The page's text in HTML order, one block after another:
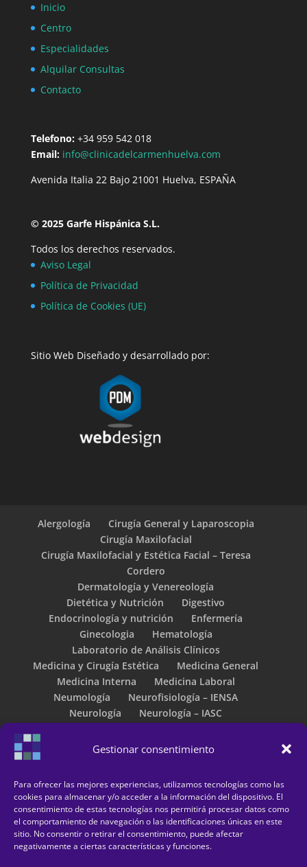
Gestionar consentimiento
Para ofrecer las mejores experiencias, utilizamos tecnologías como las
cookies para almacenar y/o acceder a la información del dispositivo. El
consentimiento de estas tecnologías nos permitirá procesar datos como
el comportamiento de navegación o las identificaciones únicas en este
sitio. No consentir o retirar el consentimiento, puede afectar
negativamente a ciertas características y funciones.
Inicio
Centro
Especialidades
Alquilar Consultas
Contacto
Telefono:+34 959 542 018
Email: info@clinicadelcarmenhuelva.com
Avenida Italia 22 Bajo 21001 Huelva, ESPAÑA
© 2025 Garfe Hispánica S.L.
Todos los derechos reservados.
Aviso Legal
Política de Privacidad
Política de Cookies (UE)
Sitio Web Diseñado y desarrollado por:
Alergología
Cirugía General y Laparoscopia
Cirugía Maxilofacial
Cirugía Maxilofacial y Estética Facial – Teresa
Cordero
Dermatología y Venereología
Dietética y Nutrición
Digestivo
Endocrinología y nutrición
Enfermería
Ginecologia
Hematología
Laboratorio de Análisis Clínicos
Medicina y Cirugía Estética
Medicina General
Medicina Interna
Medicina Laboral
Neumología
Neurofisiología – IENSA
Neurología
Neurología – IASC
Otorrinolaringología – Instituto de Otorrinos de
Pediatría- Aparato Digestivo Infantil
Podología
Proctología
Psicología Clínica
Psiquiatría
Psiquiatría Infantil
Reconocimientos Médicos
Reumatología
Traumatología – Luis Pérez